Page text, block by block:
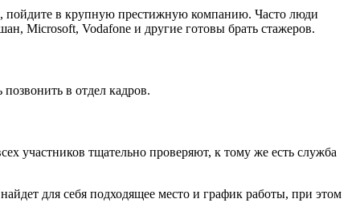
пойдите в крупную престижную компанию. Часто люди
Microsoft, Vodafone и другие готовы брать стажеров.
в отдел кадров.
участников тщательно проверяют, к тому же есть служба
для себя подходящее место и график работы, при этом